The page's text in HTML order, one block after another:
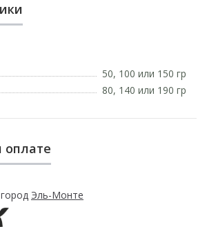
50, 100 или 150 гр
80, 140 или 190 гр
оплате
Эль-Монте